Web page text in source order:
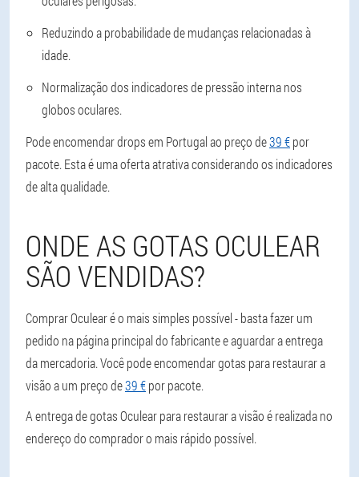
Reduzindo a probabilidade de mudanças relacionadas à
idade.
Normalização dos indicadores de pressão interna nos
globos oculares.
Pode encomendar drops em Portugal ao preço de39 €por
pacote. Esta é uma oferta atrativa considerando os indicadores
de alta qualidade.
ONDE AS GOTAS OCULEAR
SÃO VENDIDAS?
Comprar Oculear é o mais simples possível - basta fazer um
pedido na página principal do fabricante e aguardar a entrega
da mercadoria. Você pode encomendar gotas para restaurar a
visão a um preço de39 €por pacote.
A entrega de gotas Oculear para restaurar a visão é realizada no
endereço do comprador o mais rápido possível.